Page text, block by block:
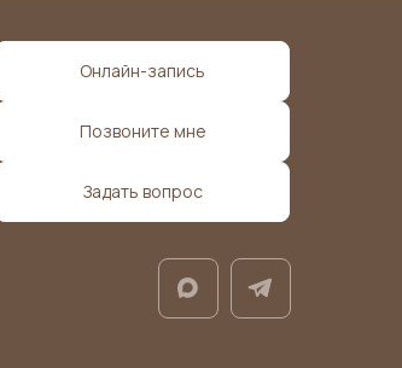
Онлайн-запись
Позвоните мне
Задать вопрос